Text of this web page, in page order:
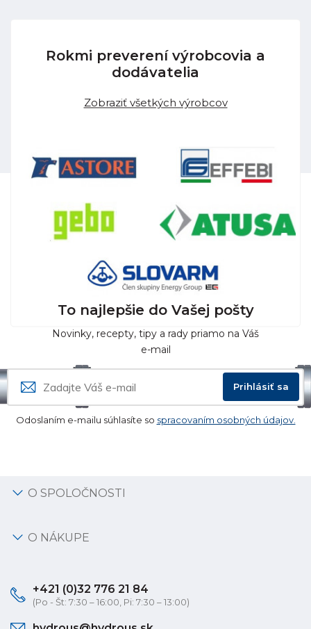
Rokmi preverení výrobcovia a
dodávatelia
Zobraziť všetkých výrobcov
To najlepšie do Vašej pošty
Novinky, recepty, tipy a rady priamo na Váš
e-mail
Prihlásiť sa
Odoslaním e-mailu súhlasíte so spracovaním osobných údajov.
O SPOLOČNOSTI
O NÁKUPE
+421 (0)32 776 21 84
(Po - Št: 7:30 – 16:00, Pi: 7:30 – 13:00)